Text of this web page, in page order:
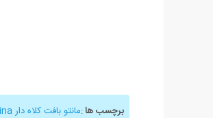
برچسب ها:مانتو بافت کلاه دار Vaina